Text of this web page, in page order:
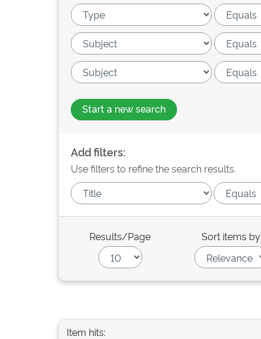
Start a new search
Add filters:
Use filters to refine the search results.
Results/Page Sort items by
Item hits: